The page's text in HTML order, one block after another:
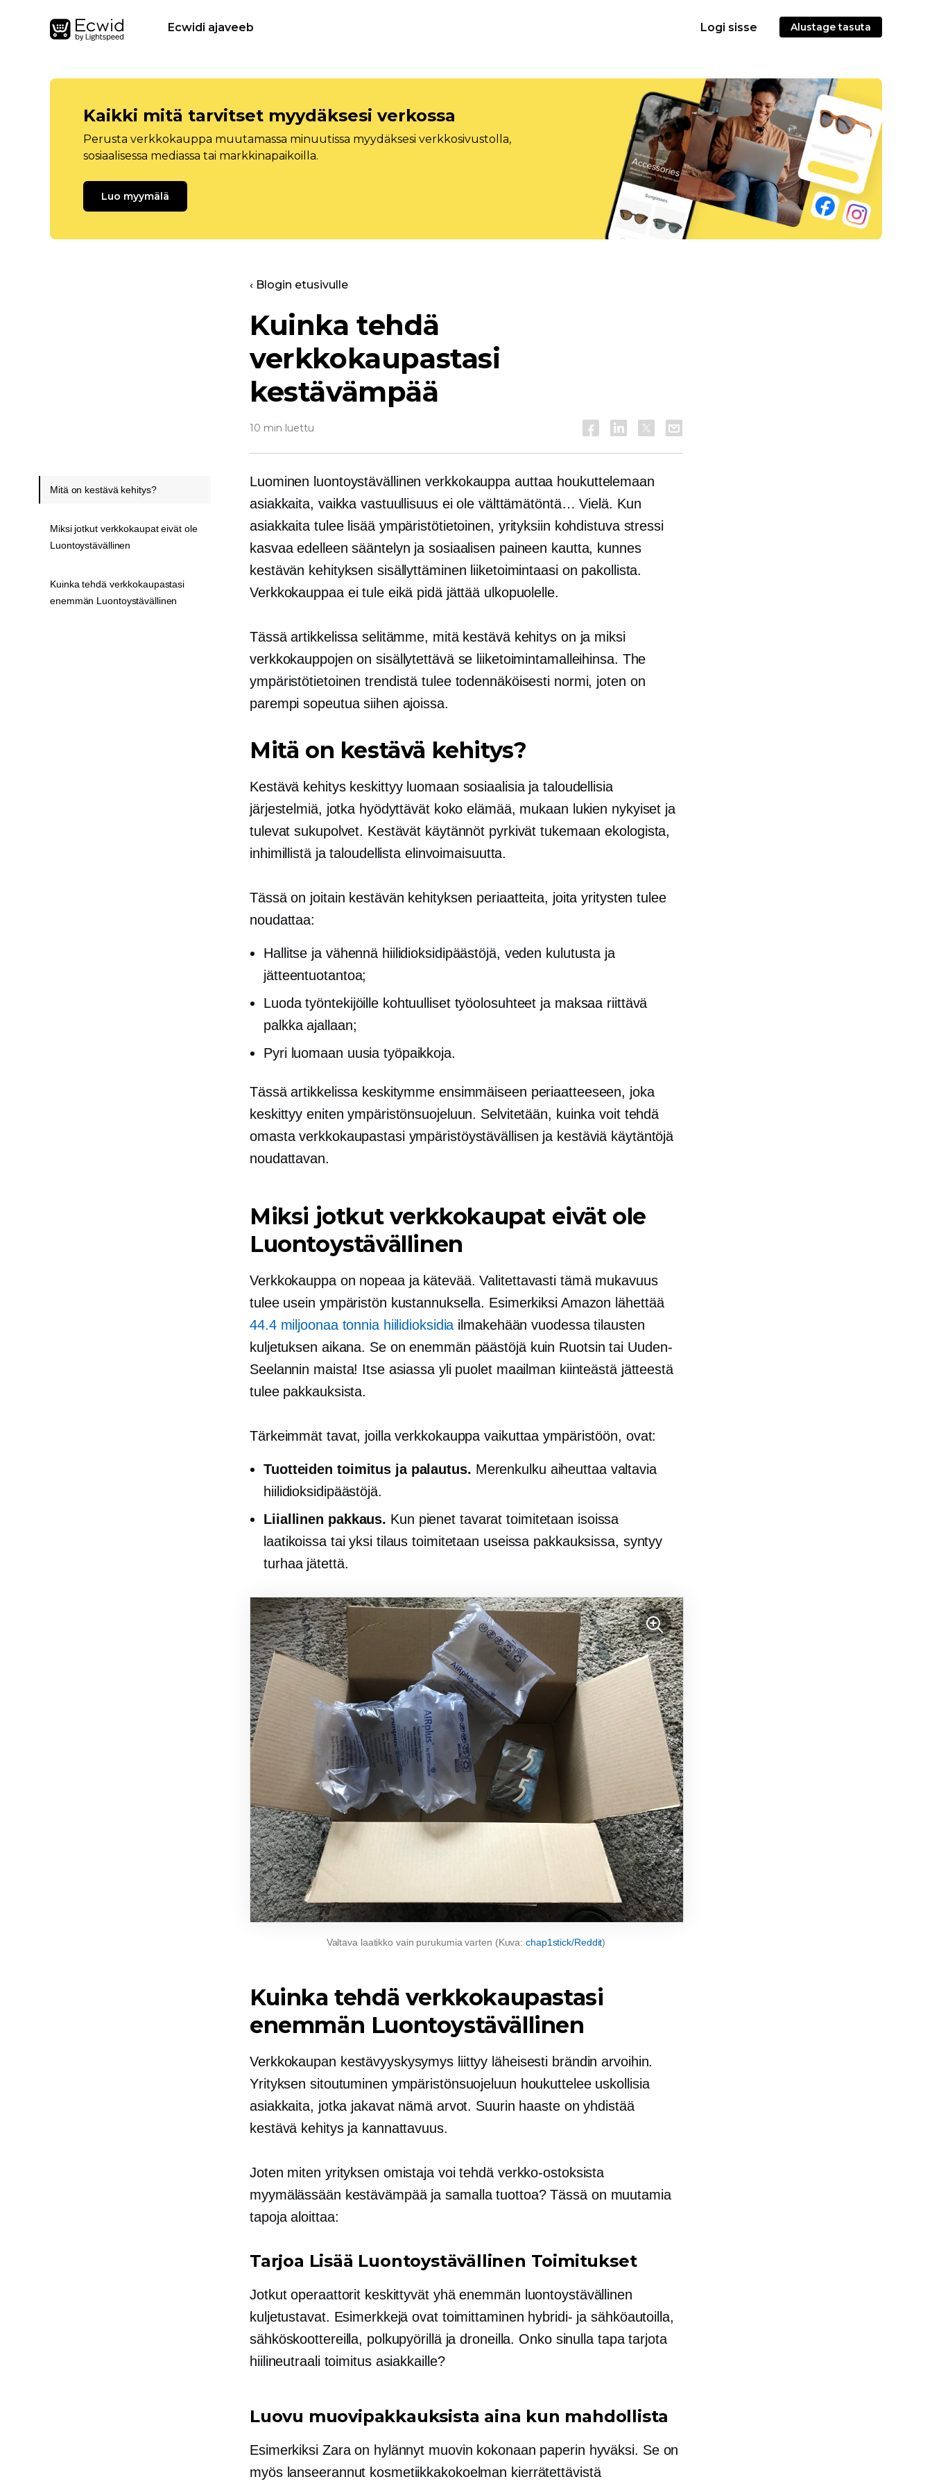
Ecwidi ajaveeb Logi sisse Alustage tasuta
Kaikki mitä tarvitset myydäksesi verkossa
Perusta verkkokauppa muutamassa minuutissa myydäksesi verkkosivustolla,
sosiaalisessa mediassa tai markkinapaikoilla.
Luo myymälä
‹ Blogin etusivulle
Kuinka tehdä
verkkokaupastasi
kestävämpää
10 min luettu
Luominen luontoystävällinen verkkokauppa auttaa houkuttelemaan
asiakkaita, vaikka vastuullisuus ei ole välttämätöntä… Vielä. Kun
asiakkaita tulee lisää ympäristötietoinen, yrityksiin kohdistuva stressi
kasvaa edelleen sääntelyn ja sosiaalisen paineen kautta, kunnes
kestävän kehityksen sisällyttäminen liiketoimintaasi on pakollista.
Verkkokauppaa ei tule eikä pidä jättää ulkopuolelle.
Tässä artikkelissa selitämme, mitä kestävä kehitys on ja miksi
verkkokauppojen on sisällytettävä se liiketoimintamalleihinsa. The
ympäristötietoinen trendistä tulee todennäköisesti normi, joten on
parempi sopeutua siihen ajoissa.
Mitä on kestävä kehitys?
Kestävä kehitys keskittyy luomaan sosiaalisia ja taloudellisia
järjestelmiä, jotka hyödyttävät koko elämää, mukaan lukien nykyiset ja
tulevat sukupolvet. Kestävät käytännöt pyrkivät tukemaan ekologista,
inhimillistä ja taloudellista elinvoimaisuutta.
Tässä on joitain kestävän kehityksen periaatteita, joita yritysten tulee
noudattaa:
Hallitse ja vähennä hiilidioksidipäästöjä, veden kulutusta ja
jätteentuotantoa;
Luoda työntekijöille kohtuulliset työolosuhteet ja maksaa riittävä
palkka ajallaan;
Pyri luomaan uusia työpaikkoja.
Tässä artikkelissa keskitymme ensimmäiseen periaatteeseen, joka
keskittyy eniten ympäristönsuojeluun. Selvitetään, kuinka voit tehdä
omasta verkkokaupastasi ympäristöystävällisen ja kestäviä käytäntöjä
noudattavan.
Miksi jotkut verkkokaupat eivät ole
Luontoystävällinen
Verkkokauppa on nopeaa ja kätevää. Valitettavasti tämä mukavuus
tulee usein ympäristön kustannuksella. Esimerkiksi Amazon lähettää
44.4 miljoonaa tonnia hiilidioksidia ilmakehään vuodessa tilausten
kuljetuksen aikana. Se on enemmän päästöjä kuin Ruotsin tai Uuden-
Seelannin maista! Itse asiassa yli puolet maailman kiinteästä jätteestä
tulee pakkauksista.
Tärkeimmät tavat, joilla verkkokauppa vaikuttaa ympäristöön, ovat:
Tuotteiden toimitus ja palautus. Merenkulku aiheuttaa valtavia
hiilidioksidipäästöjä.
Liiallinen pakkaus. Kun pienet tavarat toimitetaan isoissa
laatikoissa tai yksi tilaus toimitetaan useissa pakkauksissa, syntyy
turhaa jätettä.
Valtava laatikko vain purukumia varten (Kuva:chap1stick/Reddit)
Kuinka tehdä verkkokaupastasi
enemmän Luontoystävällinen
Verkkokaupan kestävyyskysymys liittyy läheisesti brändin arvoihin.
Yrityksen sitoutuminen ympäristönsuojeluun houkuttelee uskollisia
asiakkaita, jotka jakavat nämä arvot. Suurin haaste on yhdistää
kestävä kehitys ja kannattavuus.
Joten miten yrityksen omistaja voi tehdä verkko-ostoksista
myymälässään kestävämpää ja samalla tuottoa? Tässä on muutamia
tapoja aloittaa:
Tarjoa Lisää Luontoystävällinen Toimitukset
Jotkut operaattorit keskittyvät yhä enemmän luontoystävällinen
kuljetustavat. Esimerkkejä ovat toimittaminen hybridi- ja sähköautoilla,
sähköskoottereilla, polkupyörillä ja droneilla. Onko sinulla tapa tarjota
hiilineutraalitoimitus asiakkaille?
Luovu muovipakkauksista aina kun mahdollista
Esimerkiksi Zara on hylännyt muovin kokonaan paperin hyväksi. Se on
myös lanseerannut kosmetiikkakokoelman kierrätettävistä
Mitä on kestävä kehitys?
Miksi jotkut verkkokaupat eivät ole
Luontoystävällinen
Kuinka tehdä verkkokaupastasi
enemmän Luontoystävällinen